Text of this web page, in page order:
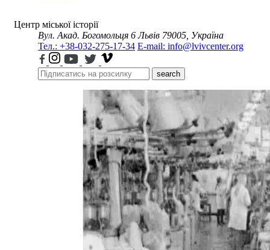
Центр міської історії
Вул. Акад. Богомольця 6 Львів 79005, Україна
Тел.: +38-032-275-17-34 E-mail: info@lvivcenter.org
search